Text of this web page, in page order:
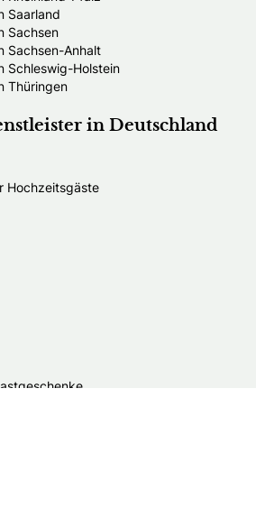
Saarland
Sachsen
Sachsen-Anhalt
Schleswig-Holstein
Thüringen
in Deutschland
Hochzeitsgäste